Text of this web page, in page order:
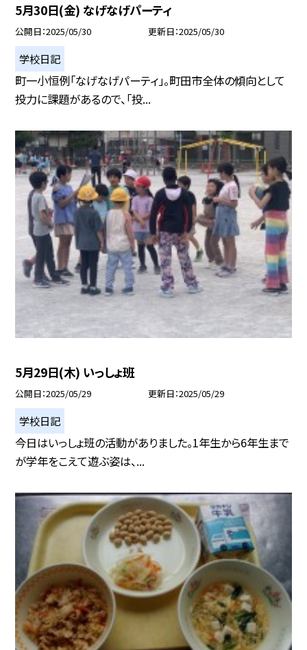
5月30日(金) なげなげパーティ
公開日 2025/05/30 更新日 2025/05/30
学校日記
町一小恒例「なげなげパーティ」。町田市全体の傾向として
投力に課題があるので、「投...
5月29日(木) いっしょ班
公開日 2025/05/29 更新日 2025/05/29
学校日記
今日はいっしょ班の活動がありました。1年生から6年生まで
が学年をこえて遊ぶ姿は、...